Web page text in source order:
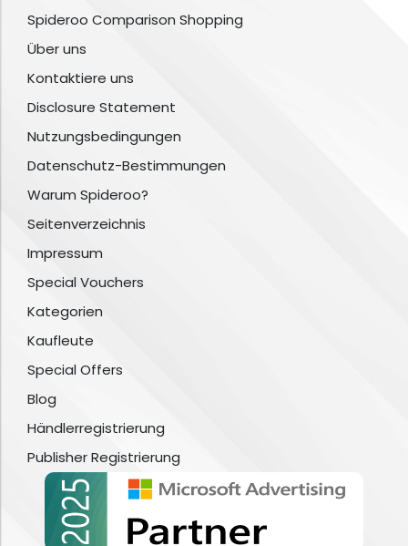
Spideroo Comparison Shopping
Über uns
Kontaktiere uns
Disclosure Statement
Nutzungsbedingungen
Datenschutz-Bestimmungen
Warum Spideroo?
Seitenverzeichnis
Impressum
Special Vouchers
Kategorien
Kaufleute
Special Offers
Blog
Händlerregistrierung
Publisher Registrierung